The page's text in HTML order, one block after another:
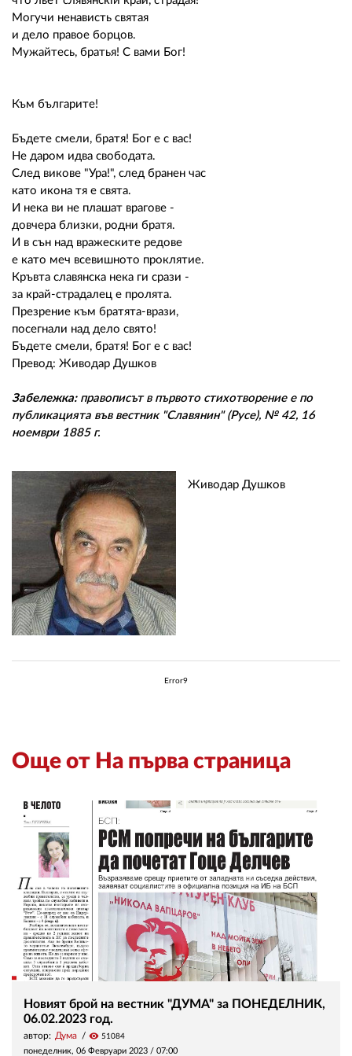
Могучи ненависть святая
и дело правое борцов.
Мужайтесь, братья! С вами Бог!
Към българите!
Бъдете смели, братя! Бог е с вас!
Не даром идва свободата.
След викове "Ура!", след бранен час
като икона тя е свята.
И нека ви не плашат врагове -
довчера близки, родни братя.
И в сън над вражеските редове
е като меч всевишното проклятие.
Кръвта славянска нека ги срази -
за край-страдалец е пролята.
Презрение към братята-врази,
посегнали над дело свято!
Бъдете смели, братя! Бог е с вас!
Превод: Живодар Душков
Забележка:правописът в първото стихотворение е по
публикацията във вестник "Славянин" (Русе), № 42, 16
ноември 1885 г.
Живодар Душков
Error9
Още от На първа страница
Новият брой на вестник "ДУМА" за ПОНЕДЕЛНИК,
06.02.2023 год.
автор: Дума visibility 51084
понеделник, 06 Февруари 2023 / 07:00